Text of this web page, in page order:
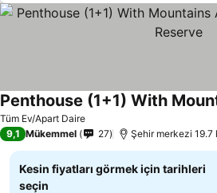
Tüm Ev/Apart Daire
9,1 Mükemmel 27 Şehir merkezi 19.7
Kesin fiyatları görmek için tarihleri
seçin